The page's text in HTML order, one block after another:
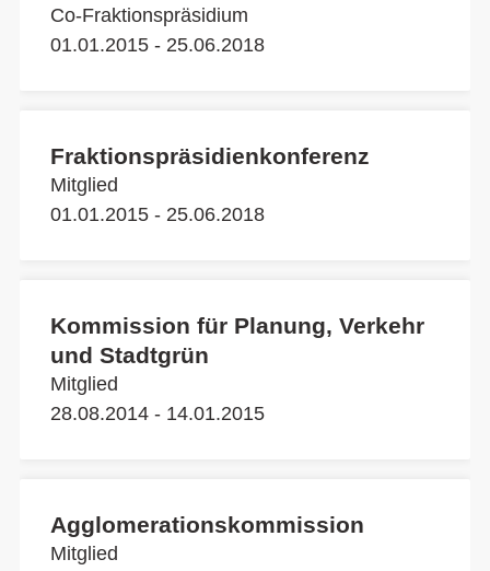
Co-Fraktionspräsidium
01.01.2015 - 25.06.2018
Fraktionspräsidienkonferenz
Mitglied
01.01.2015 - 25.06.2018
Kommission für Planung, Verkehr
und Stadtgrün
Mitglied
28.08.2014 - 14.01.2015
Agglomerationskommission
Mitglied